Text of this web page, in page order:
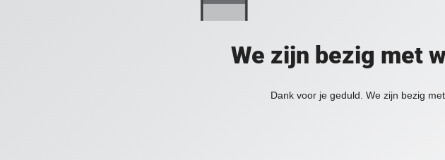
We zijn bezig met
Dank voor je geduld. We zijn bezig